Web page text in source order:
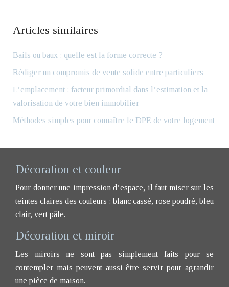
Articles similaires
Bails ou baux : quelle est la forme correcte ?
Rédiger un compromis de vente solide entre particuliers
L’emplacement : facteur primordial dans l’estimation et la
valorisation de votre bien immobilier
Méthodes simples pour connaître le DPE de votre logement
Décoration et couleur
Pour donner une impression d’espace, il faut miser sur les
teintes claires des couleurs : blanc cassé, rose poudré, bleu
clair, vert pâle.
Décoration et miroir
Les miroirs ne sont pas simplement faits pour se
contempler mais peuvent aussi être servir pour agrandir
une pièce de maison.